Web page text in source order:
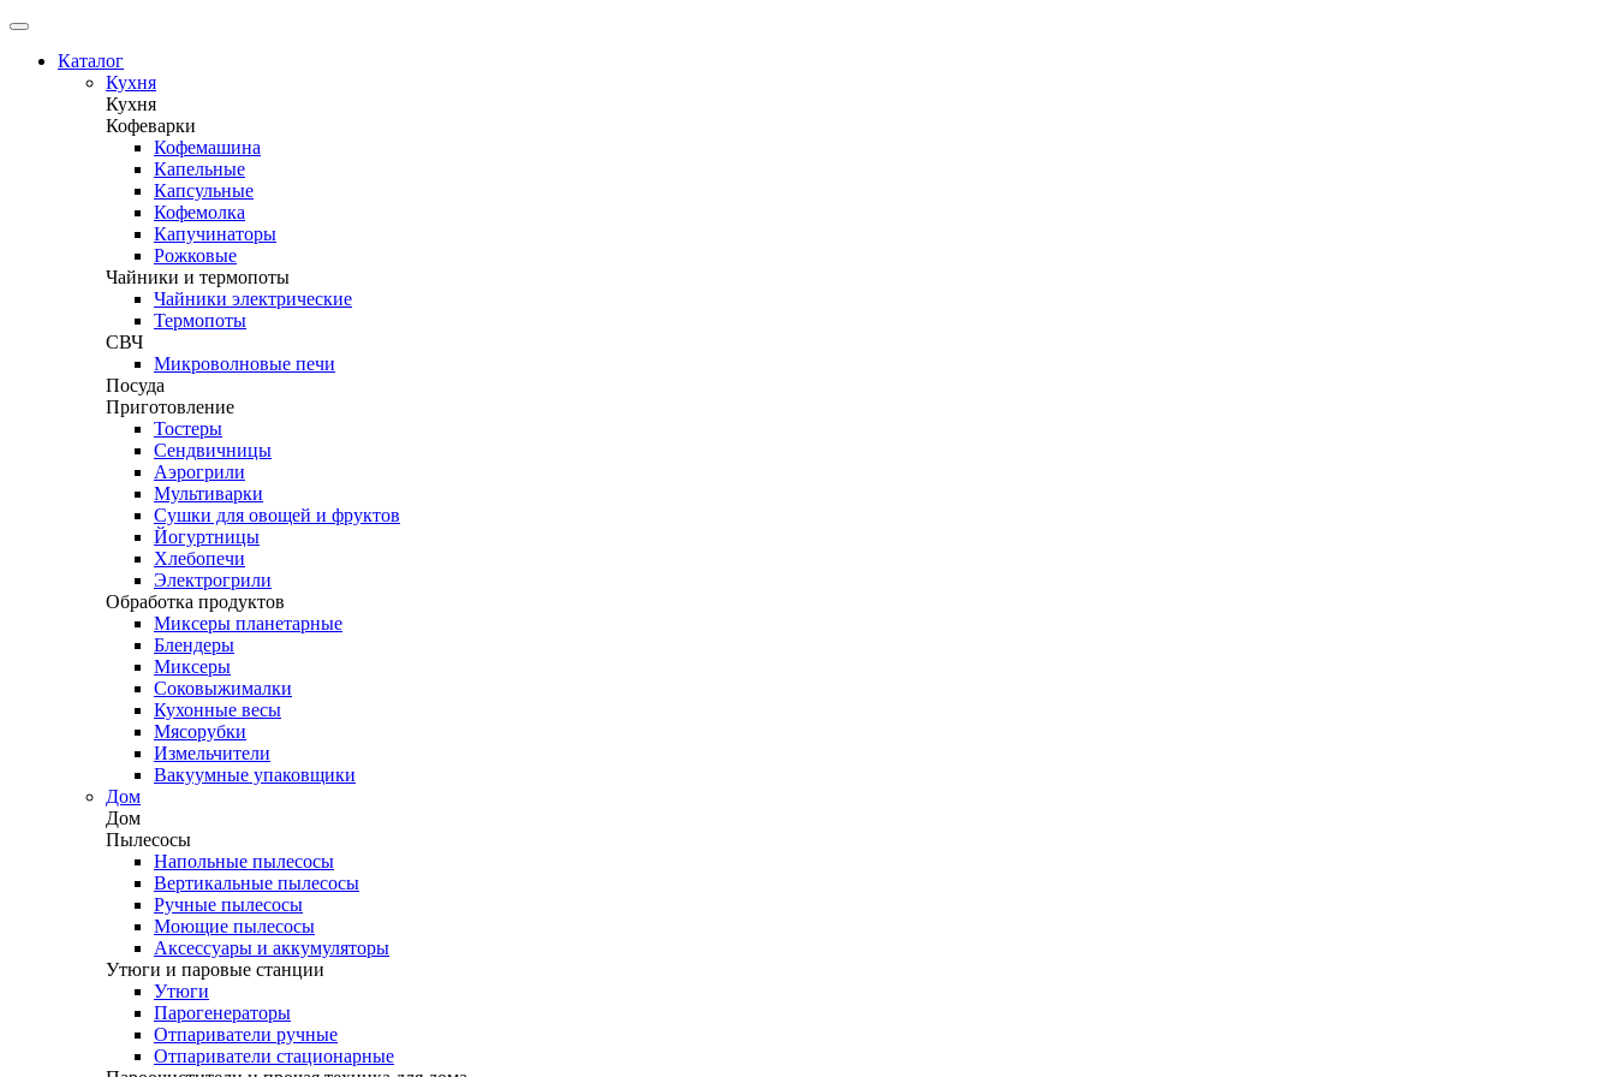
Каталог
Кухня
Кухня
Кофеварки
Кофемашина
Капельные
Капсульные
Кофемолка
Капучинаторы
Рожковые
Чайники и термопоты
Чайники электрические
Термопоты
СВЧ
Микроволновые печи
Посуда
Приготовление
Тостеры
Сендвичницы
Аэрогрили
Мультиварки
Сушки для овощей и фруктов
Йогуртницы
Хлебопечи
Электрогрили
Обработка продуктов
Миксеры планетарные
Блендеры
Миксеры
Соковыжималки
Кухонные весы
Мясорубки
Измельчители
Вакуумные упаковщики
Дом
Дом
Пылесосы
Напольные пылесосы
Вертикальные пылесосы
Ручные пылесосы
Моющие пылесосы
Аксессуары и аккумуляторы
Утюги и паровые станции
Утюги
Парогенераторы
Отпариватели ручные
Отпариватели стационарные